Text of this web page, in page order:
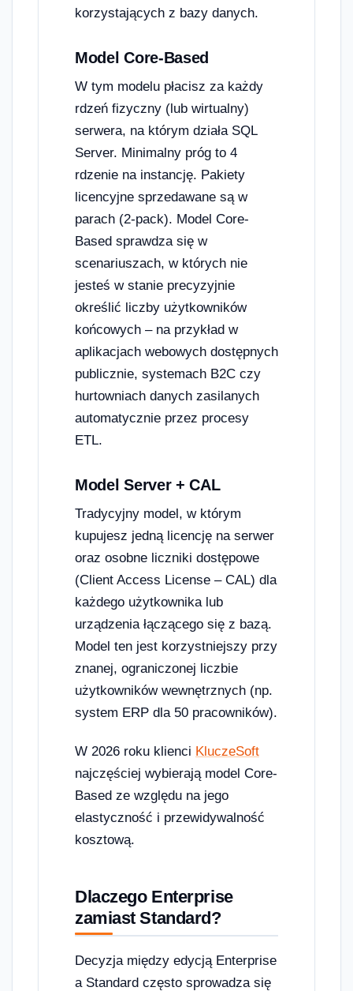
korzystających z bazy danych.
Model Core-Based
W tym modelu płacisz za każdy
rdzeń fizyczny (lub wirtualny)
serwera, na którym działa SQL
Server. Minimalny próg to 4
rdzenie na instancję. Pakiety
licencyjne sprzedawane są w
parach (2-pack). Model Core-
Based sprawdza się w
scenariuszach, w których nie
jesteś w stanie precyzyjnie
określić liczby użytkowników
końcowych – na przykład w
aplikacjach webowych dostępnych
publicznie, systemach B2C czy
hurtowniach danych zasilanych
automatycznie przez procesy
ETL.
Model Server + CAL
Tradycyjny model, w którym
kupujesz jedną licencję na serwer
oraz osobne liczniki dostępowe
(Client Access License – CAL) dla
każdego użytkownika lub
urządzenia łączącego się z bazą.
Model ten jest korzystniejszy przy
znanej, ograniczonej liczbie
użytkowników wewnętrznych (np.
system ERP dla 50 pracowników).
W 2026 roku klienci KluczeSoft
najczęściej wybierają model Core-
Based ze względu na jego
elastyczność i przewidywalność
kosztową.
Dlaczego Enterprise
zamiast Standard?
Decyzja między edycją Enterprise
a Standard często sprowadza się